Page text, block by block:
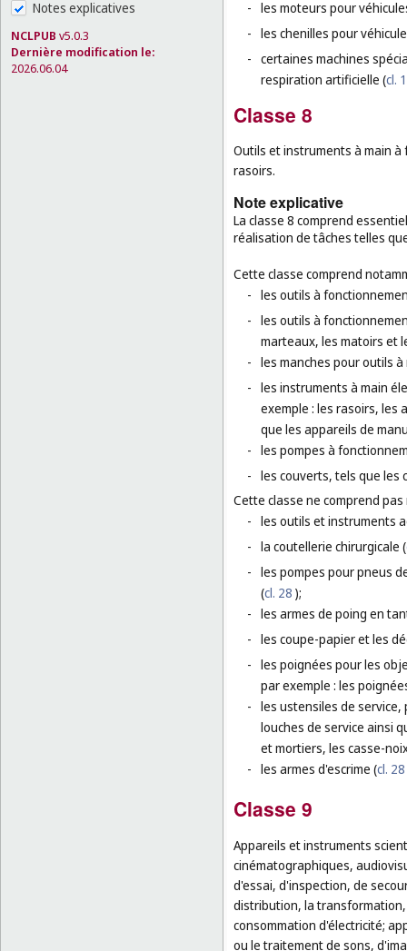
Notes explicatives
NCLPUB v5.0.3
Dernière modification le:
2026.06.04
- les moteurs pour
- les chenilles pour
- certaines machines
respiration artificielle (cl.
Classe 8
Outils et instruments à main
rasoirs.
Note explicative
La classe 8 comprend
réalisation de tâches telles
Cette classe comprend
- les outils à
- les outils à
marteaux, les matoirs et
- les manches pour outils
- les instruments à main
exemple : les rasoirs, les
que les appareils de
- les pompes à
- les couverts, tels que les
Cette classe ne comprend
- les outils et instruments
- la coutellerie chirurgicale (
- les pompes pour pneus
(cl. 28 );
- les armes de poing en
- les coupe-papier et les
- les poignées pour les
par exemple : les
- les ustensiles de service,
louches de service ainsi
et mortiers, les casse-
- les armes d'escrime (cl. 28
Classe 9
Appareils et instruments
cinématographiques,
d'essai, d'inspection, de
distribution, la
consommation d'électricité;
ou le traitement de sons,